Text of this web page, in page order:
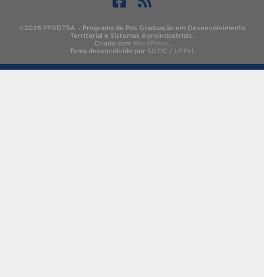
©2026 PPGDTSA – Programa de Pós Graduação em Desenvolvimento
Territorial e Sistemas Agroindustriais.
Criado com WordPress.
Tema desenvolvido por SGTIC / UFPel.